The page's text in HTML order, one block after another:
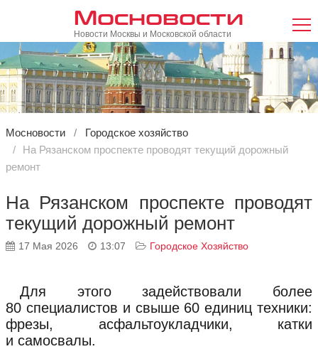
Мосновости
Новости Москвы и Московской области
Мосновости
Городское хозяйство
На Рязанском проспекте проводят текущий дорожный
ремонт
На Рязанском проспекте проводят
текущий дорожный ремонт
17 Мая 2026 13:07 Городское Хозяйство
Для этого задействовали более
80 специалистов и свыше 60 единиц техники:
фрезы, асфальтоукладчики, катки
и самосвалы.